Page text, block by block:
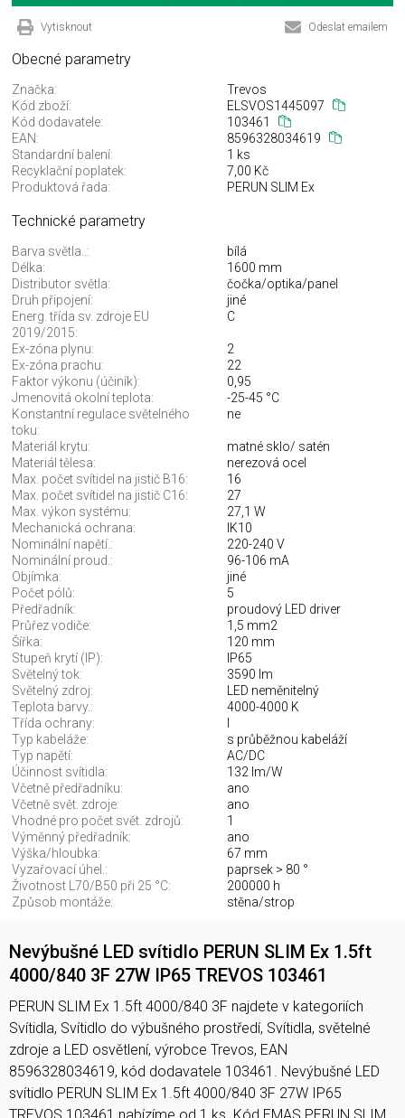
Vytisknout Odeslat emailem
Obecné parametry
Značka:
Trevos
Kód zboží:
ELSVOS1445097
Kód dodavatele:
103461
EAN:
8596328034619
Standardní balení:
1 ks
Recyklační poplatek:
7,00 Kč
Produktová řada:
PERUN SLIM Ex
Technické parametry
Barva světla..:
bílá
Délka:
1600 mm
Distributor světla:
čočka/optika/panel
Druh připojení:
jiné
Energ. třída sv. zdroje EU
2019/2015:
C
Ex-zóna plynu:
2
Ex-zóna prachu:
22
Faktor výkonu (účiník):
0,95
Jmenovitá okolní teplota:
-25-45 °C
Konstantní regulace světelného
toku:
ne
Materiál krytu:
matné sklo/ satén
Materiál tělesa:
nerezová ocel
Max. počet svítidel na jistič B16:
16
Max. počet svítidel na jistič C16:
27
Max. výkon systému:
27,1 W
Mechanická ochrana:
IK10
Nominální napětí.:
220-240 V
Nominální proud.:
96-106 mA
Objímka:
jiné
Počet pólů:
5
Předřadník:
proudový LED driver
Průřez vodiče:
1,5 mm2
Šířka:
120 mm
Stupeň krytí (IP):
IP65
Světelný tok:
3590 lm
Světelný zdroj:
LED neměnitelný
Teplota barvy.:
4000-4000 K
Třída ochrany:
Typ kabeláže:
s průběžnou kabeláží
Typ napětí:
AC/DC
Účinnost svítidla:
132 lm/W
Včetně předřadníku:
ano
Včetně svět. zdroje:
ano
Vhodné pro počet svět. zdrojů:
1
Výměnný předřadník:
ano
Výška/hloubka:
67 mm
Vyzařovací úhel.:
paprsek > 80 °
Životnost L70/B50 při 25 °C:
200000 h
Způsob montáže:
stěna/strop
Nevýbušné LED svítidlo PERUN SLIM Ex 1.5ft
4000/840 3F 27W IP65 TREVOS 103461
PERUN SLIM Ex 1.5ft 4000/840 3F najdete v kategoriích
Svítidla, Svítidlo do výbušného prostředí, Svítidla, světelné
zdroje a LED osvětlení, výrobce Trevos, EAN
8596328034619, kód dodavatele 103461. Nevýbušné LED
svítidlo PERUN SLIM Ex 1.5ft 4000/840 3F 27W IP65